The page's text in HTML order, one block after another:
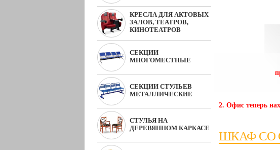
КРЕСЛА ДЛЯ АКТОВЫХ
ЗАЛОВ, ТЕАТРОВ,
КИНОТЕАТРОВ
СЕКЦИИ
МНОГОМЕСТНЫЕ
СЕКЦИИ СТУЛЬЕВ
МЕТАЛЛИЧЕСКИЕ
СТУЛЬЯ НА
ДЕРЕВЯННОМ КАРКАСЕ
2. Офис теперь
ШКАФ СО